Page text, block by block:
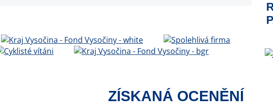
ZÍSKANÁ OCENĚNÍ